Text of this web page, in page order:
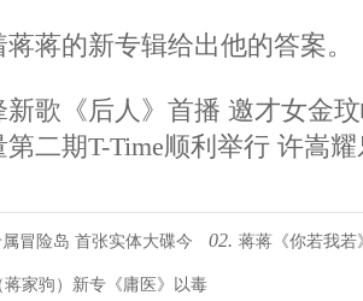
的新专辑给出他的答案。
新歌《后人》首播 邀才女金
第二期T-Time顺利举行 许嵩
冒险岛 首张实体大碟今 02. 蒋蒋《你若我若
家驹）新专《庸医》以毒